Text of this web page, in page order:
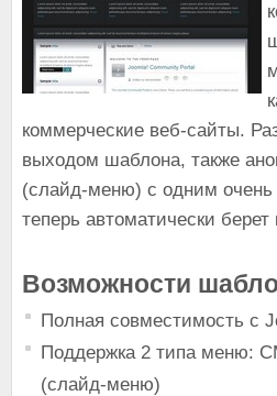
коммерческие веб-сайты.
выходом шаблона, также
(слайд-меню) с одним
теперь автоматически
Возможности
Полная совместимость с
Поддержка 2 типа меню:
(слайд-меню)